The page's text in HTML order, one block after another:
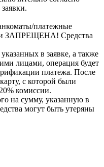
платежные
ЗАПРЕЩЕНА! Средства
в заявке, а также
лицами, операция будет
платежа. После
с которой были
комиссии.
на сумму, указанную в
могут быть утеряны